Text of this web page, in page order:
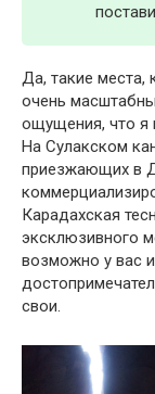
Да, такие места,
очень
ощущения, что я
На Сулакском
приезжающих в
Карадахская
эксклюзивного
возможно у вас
свои.